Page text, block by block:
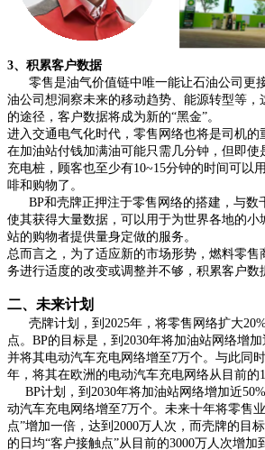
3、积累客户数据
零售是油气价值链中唯一能让石油公司更
油公司想洞察未来的移动趋势、能源转型等，
的途径，客户数据将成为新的“黑金”。
进入交通电气化时代，零售网络也将是司机的
在加油站付钱加满油可能只需几分钟，但即使
充电桩，顾客也至少有10~15分钟的时间可以
啡和购物了。
BP和壳牌正押注于零售网络的搭建，与数
使其获得大量数据，可以用于为世界各地的小
站的购物者提供量身定做的服务。
总而言之，为了适应新的市场形势，燃料零售
务进行适度的改变或调整并不够，积累客户数
二、未来计划
壳牌计划，到2025年，将零售网络扩大
点。BP的目标是，到2030年将加油站网络增加
并将其电动汽车充电网络增至7万个。与此同
年，将其在欧洲的电动汽车充电网络从目前的
BP计划，到2030年将加油站网络增加近
动汽车充电网络增至7万个。未来十年将零售
点”增加一倍，达到2000万人次，而壳牌的目
的日均“客户接触点”从目前的3000万人次增加